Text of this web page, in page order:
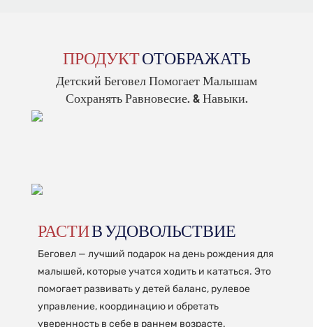
ПРОДУКТОТОБРАЖАТЬ
Детский Беговел Помогает Малышам
Сохранять Равновесие. & Навыки.
РАСТИВ УДОВОЛЬСТВИЕ
Беговел — лучший подарок на день рождения для
малышей, которые учатся ходить и кататься. Это
помогает развивать у детей баланс, рулевое
управление, координацию и обретать
уверенность в себе в раннем возрасте.